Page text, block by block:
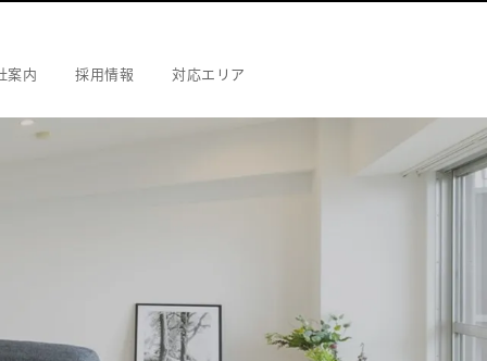
案内 採用情報 対応エリア